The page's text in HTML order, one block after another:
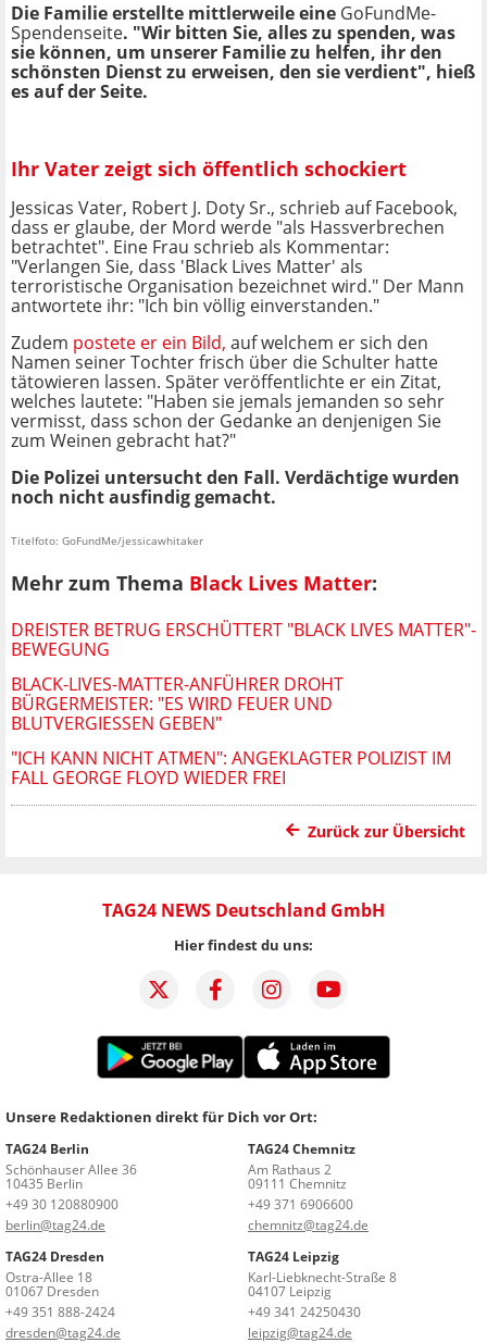
Die Familie erstellte mittlerweile eine GoFundMe-
Spendenseite. "Wir bitten Sie, alles zu spenden, was
sie können, um unserer Familie zu helfen, ihr den
schönsten Dienst zu erweisen, den sie verdient", hieß
es auf der Seite.
Ihr Vater zeigt sich öffentlich schockiert
Jessicas Vater, Robert J. Doty Sr., schrieb auf Facebook,
dass er glaube, der Mord werde "als Hassverbrechen
betrachtet". Eine Frau schrieb als Kommentar:
"Verlangen Sie, dass 'Black Lives Matter' als
terroristische Organisation bezeichnet wird." Der Mann
antwortete ihr: "Ich bin völlig einverstanden."
Zudem postete er ein Bild, auf welchem er sich den
Namen seiner Tochter frisch über die Schulter hatte
tätowieren lassen. Später veröffentlichte er ein Zitat,
welches lautete: "Haben sie jemals jemanden so sehr
vermisst, dass schon der Gedanke an denjenigen Sie
zum Weinen gebracht hat?"
Die Polizei untersucht den Fall. Verdächtige wurden
noch nicht ausfindig gemacht.
Titelfoto: GoFundMe/jessicawhitaker
Mehr zum Thema Black Lives Matter:
DREISTER BETRUG ERSCHÜTTERT "BLACK LIVES MATTER"-
BEWEGUNG
BLACK-LIVES-MATTER-ANFÜHRER DROHT
BÜRGERMEISTER: "ES WIRD FEUER UND
BLUTVERGIESSEN GEBEN"
"ICH KANN NICHT ATMEN": ANGEKLAGTER POLIZIST IM
FALL GEORGE FLOYD WIEDER FREI
Zurück zur Übersicht
TAG24 NEWS Deutschland GmbH
Hier findest du uns:
Unsere Redaktionen direkt für Dich vor Ort:
TAG24 Berlin
Schönhauser Allee 36
10435 Berlin
+49 30 120880900
berlin@tag24.de
TAG24 Chemnitz
Am Rathaus 2
09111 Chemnitz
+49 371 6906600
chemnitz@tag24.de
TAG24 Dresden
Ostra-Allee 18
01067 Dresden
+49 351 888-2424
dresden@tag24.de
TAG24 Leipzig
Karl-Liebknecht-Straße 8
04107 Leipzig
+49 341 24250430
leipzig@tag24.de